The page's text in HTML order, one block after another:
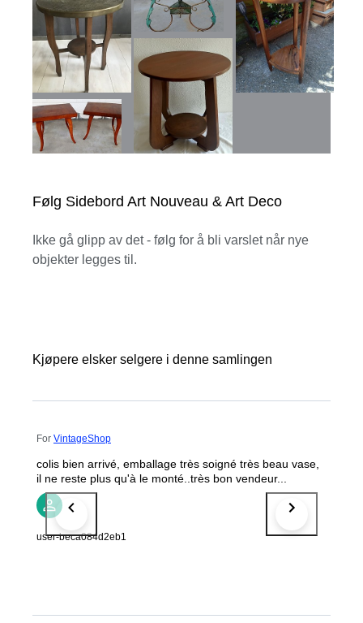
Følg Sidebord Art Nouveau & Art Deco
Ikke gå glipp av det - følg for å bli varslet når nye
objekter legges til.
Kjøpere elsker selgere i denne samlingen
For VintageShop
colis bien arrivé, emballage très soigné très beau vase,
il ne reste plus qu'à le monté..très bon vendeur...
user-beca084d2eb1